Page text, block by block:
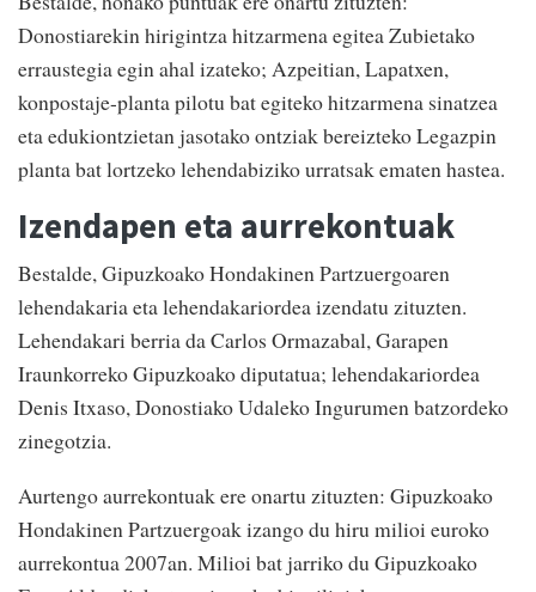
Donostiarekin hirigintza hitzarmena egitea Zubietako
erraustegia egin ahal izateko; Azpeitian, Lapatxen,
konpostaje-planta pilotu bat egiteko hitzarmena sinatzea
eta edukiontzietan jasotako ontziak bereizteko Legazpin
planta bat lortzeko lehendabiziko urratsak ematen hastea.
Izendapen eta aurrekontuak
Bestalde, Gipuzkoako Hondakinen Partzuergoaren
lehendakaria eta lehendakariordea izendatu zituzten.
Lehendakari berria da Carlos Ormazabal, Garapen
Iraunkorreko Gipuzkoako diputatua; lehendakariordea
Denis Itxaso, Donostiako Udaleko Ingurumen batzordeko
zinegotzia.
Aurtengo aurrekontuak ere onartu zituzten: Gipuzkoako
Hondakinen Partzuergoak izango du hiru milioi euroko
aurrekontua 2007an. Milioi bat jarriko du Gipuzkoako